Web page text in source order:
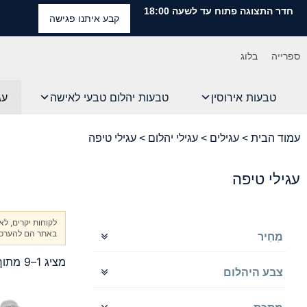
חדר התצוגה פתוח עד לשעה 18:00
קבע איתנו פגישה
ספרייה בלוג
טבעות אירוסין טבעות יהלום טבעי לאישה
עמוד הבית > עגילים > עגילי יהלום > עגילי טיפה
עגילי טיפה
מְחִיר
צבע היהלום
לקוחות יקרים,
באתר הם
מציג 1–9 מתוך 26 תוצאות